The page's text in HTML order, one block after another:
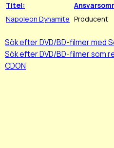
Titel:
Napoleon Dynamite Producent
Sök efter DVD/BD-filmer med
Sök efter DVD/BD-filmer som
CDON